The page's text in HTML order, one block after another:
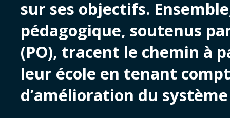
sur ses objectifs.
pédagogique, soutenus
(PO), tracent le chemin à
leur école en tenant
d’amélioration du